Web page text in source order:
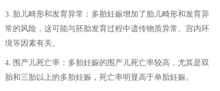
3. 胎儿畸形和发育异常：多胎妊娠增加了胎儿畸形和发育异
常的风险，这可能与胚胎发育过程中遗传物质异常、宫内环
境等因素有关。
4. 围产儿死亡率：多胎妊娠的围产儿死亡率较高，尤其是双
胎和三胎以上的多胎妊娠，死亡率明显高于单胎妊娠。